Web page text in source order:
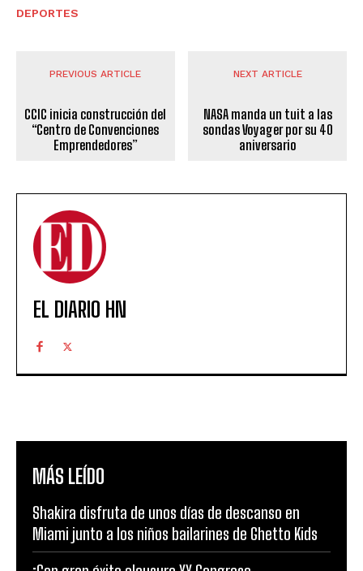
DEPORTES
PREVIOUS ARTICLE
CCIC inicia construcción del
“Centro de Convenciones
Emprendedores”
NEXT ARTICLE
NASA manda un tuit a las
sondas Voyager por su 40
aniversario
EL DIARIO HN
MÁS LEÍDO
Shakira disfruta de unos días de descanso en
Miami junto a los niños bailarines de Ghetto Kids